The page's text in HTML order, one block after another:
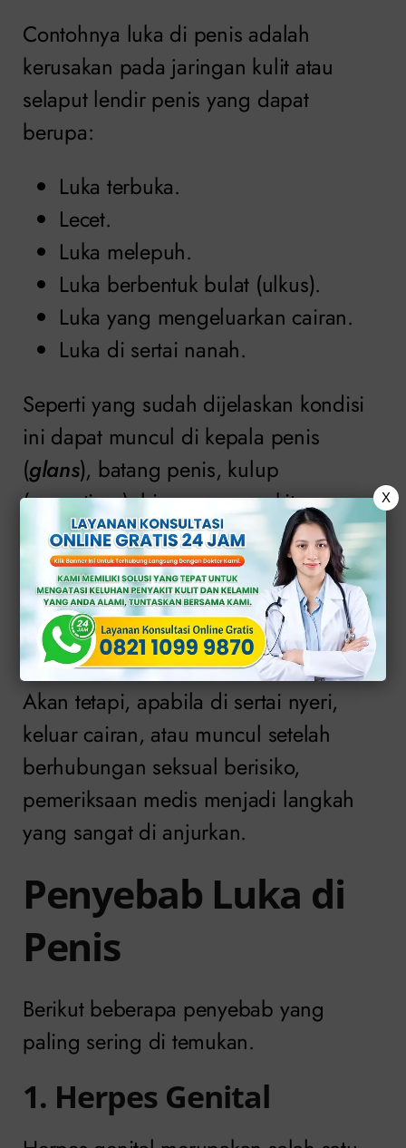
Contohnya luka di penis adalah
kerusakan pada jaringan kulit atau
selaput lendir penis yang dapat
berupa:
Luka terbuka.
Lecet.
Luka melepuh.
Luka berbentuk bulat (ulkus).
Luka yang mengeluarkan cairan.
Luka di sertai nanah.
Seperti yang sudah dijelaskan kondisi
ini dapat muncul di kepala penis
(glans), batang penis, kulup
(preputium), hingga area sekitar
kemaluan.
Contohnya luka tersebut tidak selalu di
sebabkan oleh penyakit menular
seksual (PMS).
Akan tetapi, apabila di sertai nyeri,
keluar cairan, atau muncul setelah
berhubungan seksual berisiko,
pemeriksaan medis menjadi langkah
yang sangat di anjurkan.
Penyebab Luka di
Penis
Berikut beberapa penyebab yang
paling sering di temukan.
1. Herpes Genital
X